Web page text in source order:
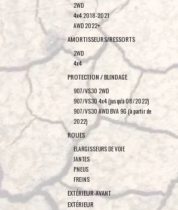
2WD
4x4 2018-2021
AWD 2022+
AMORTISSEURS/RESSORTS
2WD
4x4
PROTECTION / BLINDAGE
907/VS30 2WD
907/VS30 4x4 (jusqu'à 08/2022)
907/VS30 AWD BVA 9G (à partir de
2022)
ROUES
ELARGISSEURS DE VOIE
JANTES
PNEUS
FREINS
EXTÉRIEUR-AVANT
EXTÉRIEUR